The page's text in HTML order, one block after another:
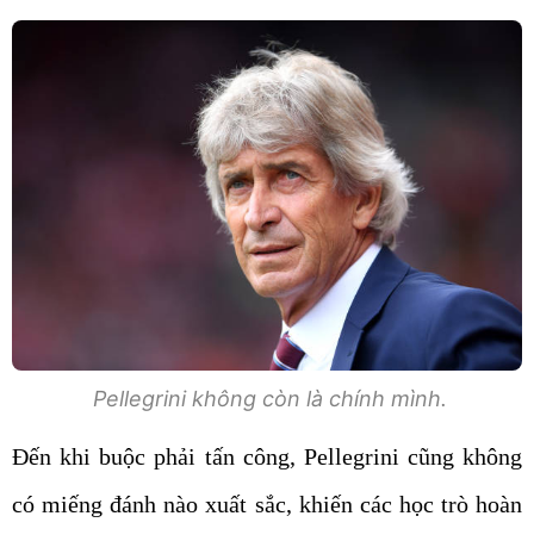
Pellegrini không còn là chính mình.
Đến khi buộc phải tấn công, Pellegrini cũng không
có miếng đánh nào xuất sắc, khiến các học trò hoàn